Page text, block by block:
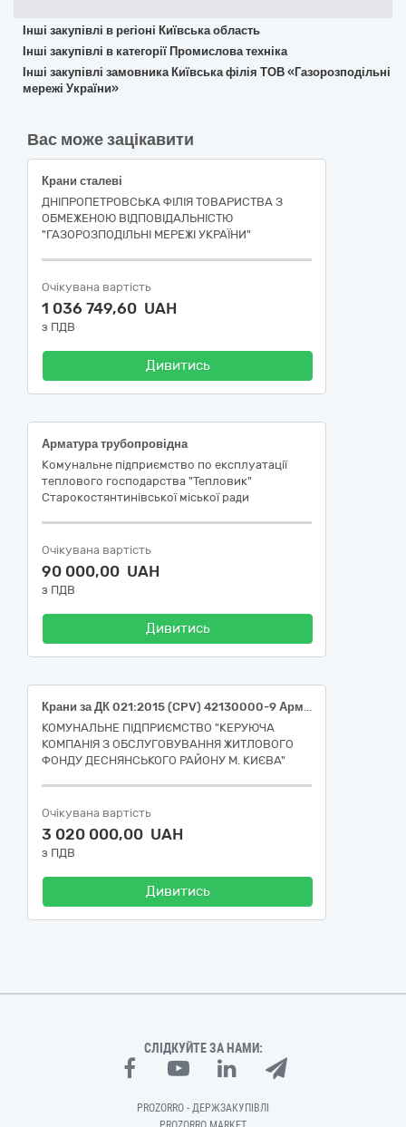
Інші закупівлі в регіоні Київська область
Інші закупівлі в категорії Промислова техніка
Інші закупівлі замовника Київська філія ТОВ «Газорозподільні
мережі України»
Вас може зацікавити
Крани сталеві
ДНІПРОПЕТРОВСЬКА ФІЛІЯ ТОВАРИСТВА З
ОБМЕЖЕНОЮ ВІДПОВІДАЛЬНІСТЮ
"ГАЗОРОЗПОДІЛЬНІ МЕРЕЖІ УКРАЇНИ"
Очікувана вартість
1 036 749,60 UAH
з ПДВ
Дивитись
Арматура трубопровідна
Комунальне підприємство по експлуатації
теплового господарства "Тепловик"
Старокостянтинівської міської ради
Очікувана вартість
90 000,00 UAH
з ПДВ
Дивитись
Крани за ДК 021:2015 (CPV) 42130000-9 Арматура трубопровідна: крани, вентилі, клапани та подібні пристрої (42131260-6 Кульові крани)
КОМУНАЛЬНЕ ПІДПРИЄМСТВО "КЕРУЮЧА
КОМПАНІЯ З ОБСЛУГОВУВАННЯ ЖИТЛОВОГО
ФОНДУ ДЕСНЯНСЬКОГО РАЙОНУ М. КИЄВА"
Очікувана вартість
3 020 000,00 UAH
з ПДВ
Дивитись
СЛІДКУЙТЕ ЗА НАМИ:
PROZORRO - ДЕРЖЗАКУПІВЛІ